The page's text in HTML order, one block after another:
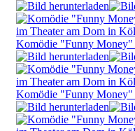
Komödie "Funny Money"
Komödie "Funny Money"